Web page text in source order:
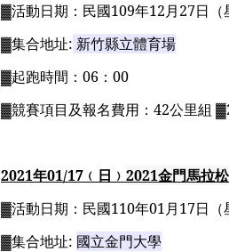
▓活動日期： 民國109年12月27日
▓集合地址: 新竹縣立體育場
▓起跑時間： 06 ： 00
▓競賽項目及報名費用 ： 42公里組
2021年01/17 ﹙日﹚ 2021金門馬拉松
▓活動日期： 民國110年01月17日
▓集合地址: 國立金門大學